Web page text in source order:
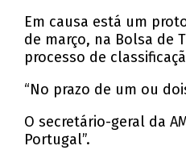
Em causa está um
de março, na Bolsa de
processo de
“No prazo de um ou
O secretário-geral da
Portugal”.